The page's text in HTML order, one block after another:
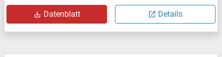
Datenblatt Details